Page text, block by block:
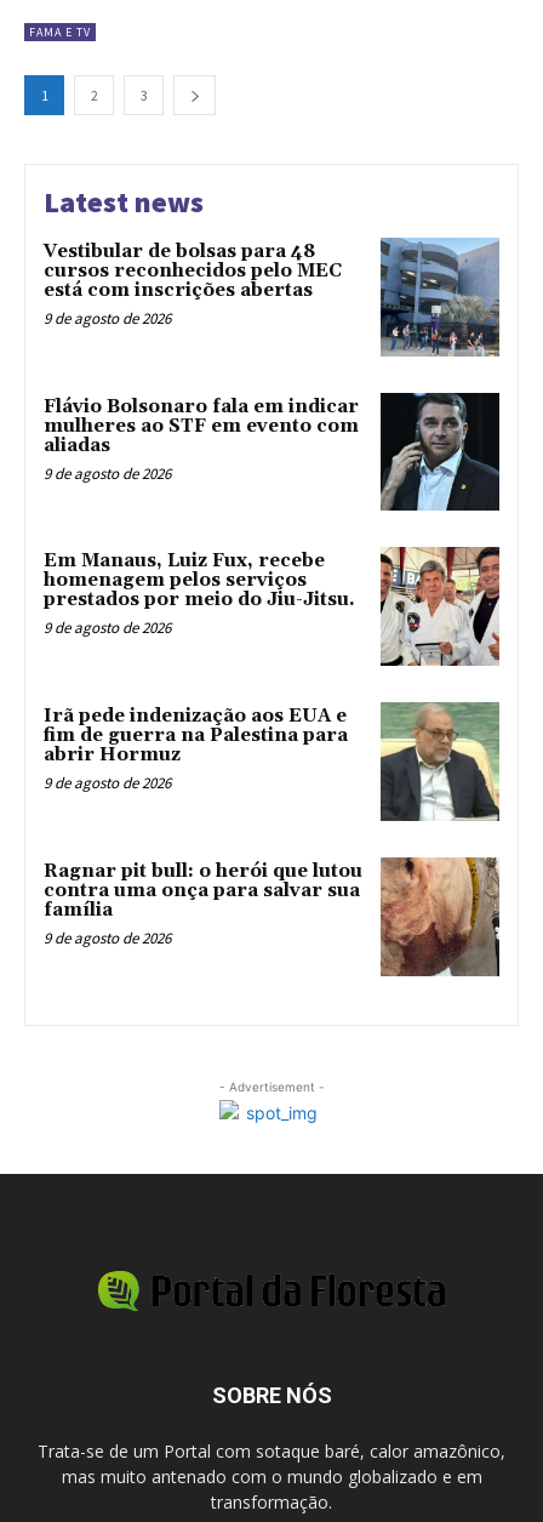
FAMA E TV
1 2 3
Latest news
Vestibular de bolsas para 48
cursos reconhecidos pelo MEC
está com inscrições abertas
9 de agosto de 2026
Flávio Bolsonaro fala em indicar
mulheres ao STF em evento com
aliadas
9 de agosto de 2026
Em Manaus, Luiz Fux, recebe
homenagem pelos serviços
prestados por meio do Jiu-Jitsu.
9 de agosto de 2026
Irã pede indenização aos EUA e
fim de guerra na Palestina para
abrir Hormuz
9 de agosto de 2026
Ragnar pit bull: o herói que lutou
contra uma onça para salvar sua
família
9 de agosto de 2026
- Advertisement -
SOBRE NÓS
Trata-se de um Portal com sotaque baré, calor amazônico,
mas muito antenado com o mundo globalizado e em
transformação.